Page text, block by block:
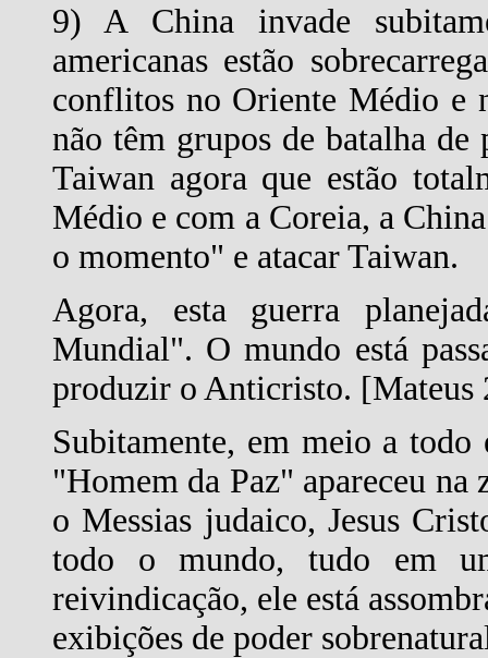
9) A China invade
americanas estão
conflitos no Oriente Médio e
não têm grupos de batalha de
Taiwan agora que estão
Médio e com a Coreia, a
o momento" e atacar Taiwan.
Agora, esta guerra
Mundial". O mundo está
produzir o Anticristo. [Mateus
Subitamente, em meio a todo
"Homem da Paz" apareceu na
o Messias judaico, Jesus
todo o mundo, tudo em
reivindicação, ele está
exibições de poder